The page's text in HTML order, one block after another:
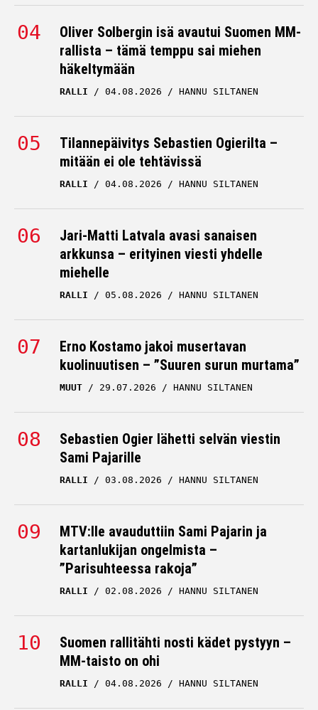
Juha Kankkusen oli
vaikea käsittää, mitä hän
oikein silmillään näki
RALLI
03.08.2026
Oliver Solbergin isä avautui Suomen MM-
rallista – tämä temppu sai miehen
häkeltymään
RALLI 04.08.2026 HANNU SILTANEN
Tilannepäivitys Sebastien Ogierilta –
mitään ei ole tehtävissä
RALLI 04.08.2026 HANNU SILTANEN
Jari-Matti Latvala avasi sanaisen
arkkunsa – erityinen viesti yhdelle
miehelle
RALLI 05.08.2026 HANNU SILTANEN
Erno Kostamo jakoi musertavan
kuolinuutisen – ”Suuren surun murtama”
MUUT 29.07.2026 HANNU SILTANEN
Sebastien Ogier lähetti selvän viestin
Sami Pajarille
RALLI 03.08.2026 HANNU SILTANEN
MTV:lle avauduttiin Sami Pajarin ja
kartanlukijan ongelmista –
”Parisuhteessa rakoja”
RALLI 02.08.2026 HANNU SILTANEN
Suomen rallitähti nosti kädet pystyyn –
MM-taisto on ohi
RALLI 04.08.2026 HANNU SILTANEN